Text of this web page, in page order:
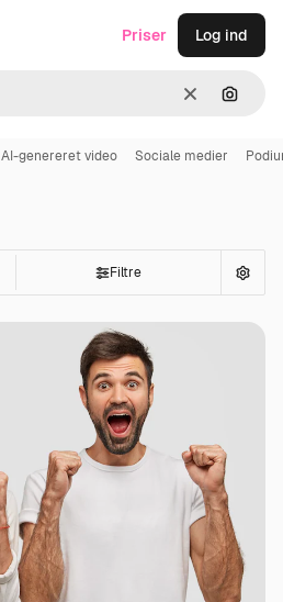
Klar Søg
Priser Log ind
AI-genereret video Sociale medier
Filtre